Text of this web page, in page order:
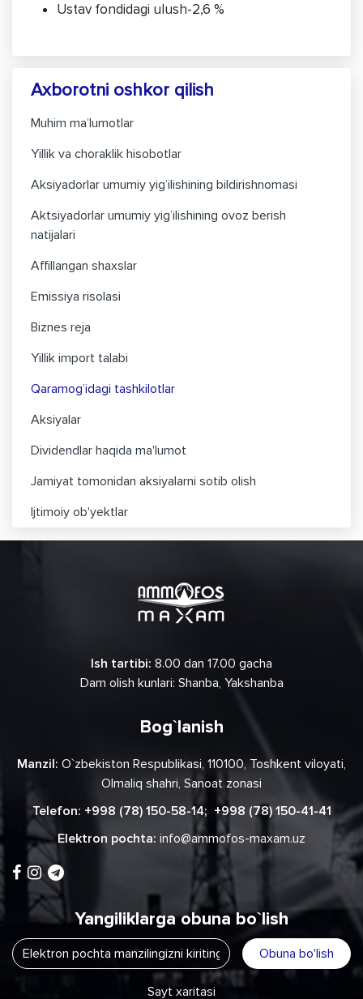
Ustav fondidagi ulush-2,6 %
Axborotni oshkor qilish
Muhim ma’lumotlar
Yillik va choraklik hisobotlar
Aksiyadorlar umumiy yig’ilishining bildirishnomasi
Aktsiyadorlar umumiy yig’ilishining ovoz berish
natijalari
Affillangan shaxslar
Emissiya risolasi
Biznes reja
Yillik import talabi
Qaramog’idagi tashkilotlar
Aksiyalar
Dividendlar haqida ma'lumot
Jamiyat tomonidan aksiyalarni sotib olish
Ijtimoiy ob'yektlar
Ish tartibi: 8.00 dan 17.00 gacha
Dam olish kunlari: Shanba, Yakshanba
Bog`lanish
Manzil: O`zbekiston Respublikasi, 110100, Toshkent viloyati,
Olmaliq shahri, Sanoat zonasi
Telefon: +998 (78) 150-58-14; +998 (78) 150-41-41
Elektron pochta: info@ammofos-maxam.uz
Yangiliklarga obuna bo`lish
Obuna bo'lish
Sayt xaritasi